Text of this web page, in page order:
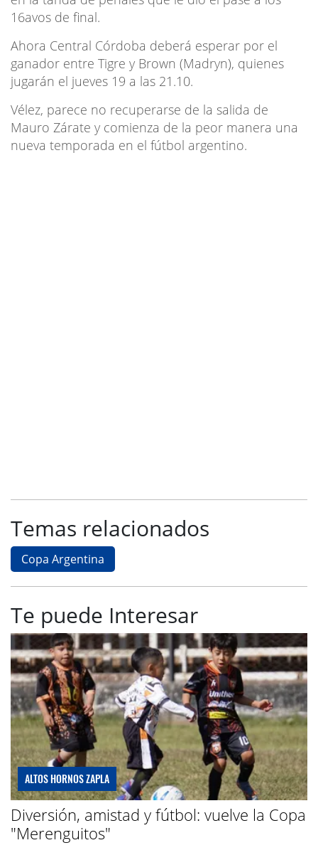
16avos de final.
Ahora Central Córdoba deberá esperar por el
ganador entre Tigre y Brown (Madryn), quienes
jugarán el jueves 19 a las 21.10.
Vélez, parece no recuperarse de la salida de
Mauro Zárate y comienza de la peor manera una
nueva temporada en el fútbol argentino.
Temas relacionados
Copa Argentina
Te puede Interesar
ALTOS HORNOS ZAPLA
Diversión, amistad y fútbol: vuelve la Copa
"Merenguitos"